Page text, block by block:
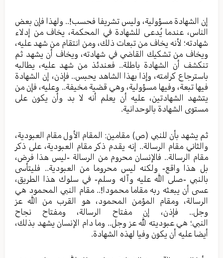
إن الشهادة مسؤولية، وليس تشريفا فحسب!.. ولهذا فإن بعض
الناس، عندما يُدعى للشهادة في المحكمة، يخاف من إدلاء
شهادته؛ لأنه يخاف من تبعات ذلك، ومن انتقام من شهد عليه،
ويخاف من تشكيك القاضي في شهادته، ويخاف أن يشهد ثم
تنكشف أن الشهادة باطلة.. فعندئذ من شهد عليه، يطالبه
باسترجاع كرامته، وإذا بهذا الشاهد يحبس.. فإذن، إن الشهادة
فيها تبعة، وفيها مسؤولية، وهي قضية مخيفة.. وعليه، فإن من
يتشهد الشهادتين، عليه أن يعلم أنه لا بد وأن يكون على
مستوى الشهادة بالوحدانية.
ثم يشهد بأن للنبي (ص) مقامين: المقام الأول مقام العبودية،
والثاني مقام الرسالة.. إنه يقدم ذكر مقام العبودية، على ذكر
مقام الرسالة.. فالإنسان محروم من الرسالة -ليس هذا فرض،
بل هذا واقع- ولكنه ليس محروما من العبودية.. فليتأسى
بالنبي -صلى الله عليه وآله وسلم- في سلوك هذا الطريق،
عسى أن يبعثه ربه مقاما محمودا!.. مقام النبي المحمود هي
الرسالة، ومقام المؤمن المحمود، هو القرب من الله عز
وجل.. فإذن، إن مفتاح الرسالة، ومفتاح نجاح
النبي؛ هي عبوديته لله عز وجل.. وما دام الإنسان يشهد بذلك،
أيضا عليه أن يكون وفيا لهذه الشهادة.